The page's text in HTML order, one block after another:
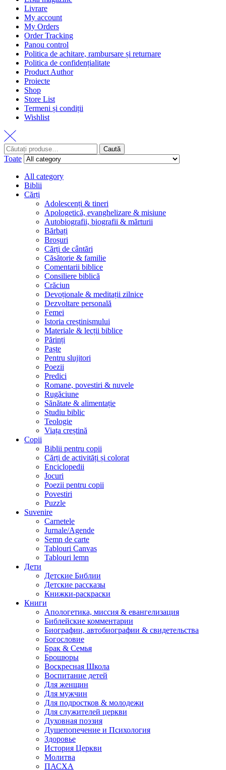
Livrare
My account
My Orders
Order Tracking
Panou control
Politica de achitare, rambursare și returnare
Politica de confidențialitate
Product Author
Proiecte
Shop
Store List
Termeni și condiții
Wishlist
Caută
Toate
All category
Biblii
Cărți
Adolescenți & tineri
Apologetică, evanghelizare & misiune
Autobiografii, biografii & mărturii
Bărbați
Broșuri
Cărți de cântări
Căsătorie & familie
Comentarii biblice
Consiliere biblică
Crăciun
Devoționale & meditații zilnice
Dezvoltare personală
Femei
Istoria creștinismului
Materiale & lecții biblice
Părinți
Paște
Pentru slujitori
Poezii
Predici
Romane, povestiri & nuvele
Rugăciune
Sănătate & alimentație
Studiu biblic
Teologie
Viața creștină
Copii
Biblii pentru copii
Cărți de activități și colorat
Enciclopedii
Jocuri
Poezii pentru copii
Povestiri
Puzzle
Suvenire
Carnetele
Jurnale/Agende
Semn de carte
Tablouri Canvas
Tablouri lemn
Дети
Детские Библии
Детские рассказы
Книжки-раскраски
Книги
Апологетика, миссия & евангелизация
Библейские комментарии
Биографии, автобиографии & свидетельства
Богословие
Брак & Семья
Брошюры
Воскресная Школа
Воспитание детей
Для женщин
Для мужчин
Для подростков & молодежи
Для служителей церкви
Духовная поэзия
Душепопечение и Психология
Здоровье
История Церкви
Молитва
ПАСХА